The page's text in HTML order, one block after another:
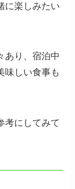
に楽しみたい
あり、宿泊中
味しい食事も
考にしてみて